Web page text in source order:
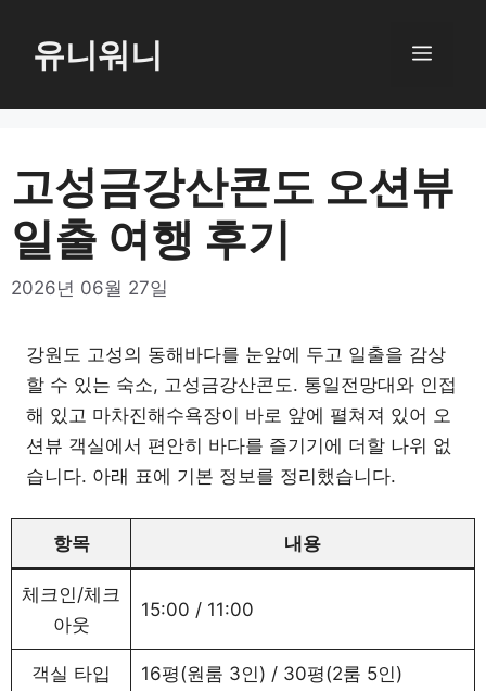
로
뛰
기
유니워니 메
고성금강산콘도 오션뷰
일출 여행 후기
2026년 06월 27일
강원도 고성의 동해바다를 눈앞에 두고 일출을 감상
할 수 있는 숙소, 고성금강산콘도. 통일전망대와 인접
해 있고 마차진해수욕장이 바로 앞에 펼쳐져 있어 오
션뷰 객실에서 편안히 바다를 즐기기에 더할 나위 없
습니다. 아래 표에 기본 정보를 정리했습니다.
항목 내용
체크인/체크
아웃
15:00 / 11:00
객실 타입 16평(원룸 3인) / 30평(2룸 5인)